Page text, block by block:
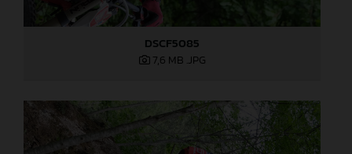
DSCF5085
7,6 MB .JPG